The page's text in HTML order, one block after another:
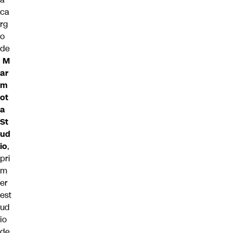
ca
rg
o
de
M
ar
m
ot
a
St
ud
io,
pri
m
er
est
ud
io